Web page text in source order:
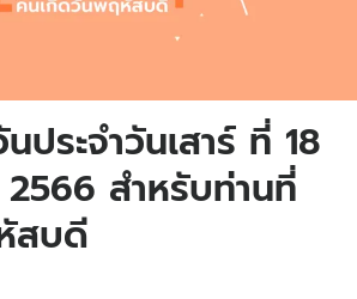
ประจำวันเสาร์ ที่ 18
สำหรับท่านที่
สบดี